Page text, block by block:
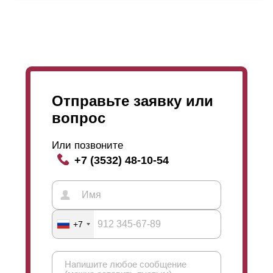
Оптима» при глубине секции 50 миллиметров
получаем высотуламели109 миллиметров, а при
Если прохожий попробует посмотреть через забор
ламели
, то мы получаем понятие угол обзора.
Если смотришь с лицевой стороны забора, то
увидишь небо (либо крышу дома). А при взгляде с
Отправьте заявку или
вопрос
Или позвоните
+7 (3532) 48-10-54
+7